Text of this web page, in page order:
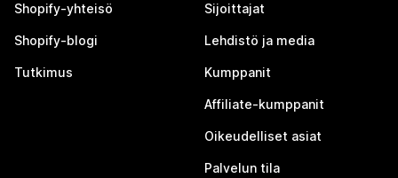
Shopify-yhteisö
Shopify-blogi
Tutkimus
Sijoittajat
Lehdistö ja media
Kumppanit
Affiliate-kumppanit
Oikeudelliset asiat
Palvelun tila